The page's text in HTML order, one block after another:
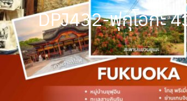
DPJ432-ฟุกุโอกะ